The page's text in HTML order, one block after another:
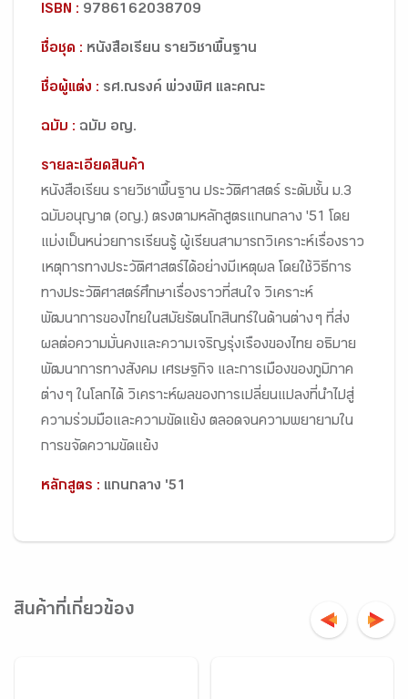
ISBN : 9786162038709
ชื่อชุด : หนังสือเรียน รายวิชาพื้นฐาน
ชื่อผู้แต่ง : รศ.ณรงค์ พ่วงพิศ และคณะ
ฉบับ : ฉบับ อญ.
รายละเอียดสินค้า
หนังสือเรียน รายวิชาพื้นฐาน ประวัติศาสตร์ ระดับชั้น ม.3
ฉบับอนุญาต (อญ.) ตรงตามหลักสูตรแกนกลาง '51 โดย
แบ่งเป็นหน่วยการเรียนรู้ ผู้เรียนสามารถวิเคราะห์เรื่องราว
เหตุการทางประวัติศาสตร์ได้อย่างมีเหตุผล โดยใช้วิธีการ
ทางประวัติศาสตร์ศึกษาเรื่องราวที่สนใจ วิเคราะห์
พัฒนาการของไทยในสมัยรัตนโกสินทร์ในด้านต่าง ๆ ที่ส่ง
ผลต่อความมั่นคงและความเจริญรุ่งเรืองของไทย อธิบาย
พัฒนาการทางสังคม เศรษฐกิจ และการเมืองของภูมิภาค
ต่าง ๆ ในโลกได้ วิเคราะห์ผลของการเปลี่ยนแปลงที่นำไปสู่
ความร่วมมือและความขัดแย้ง ตลอดจนความพยายามใน
การขจัดความขัดแย้ง
หลักสูตร : แกนกลาง '51
สินค้าที่เกี่ยวข้อง